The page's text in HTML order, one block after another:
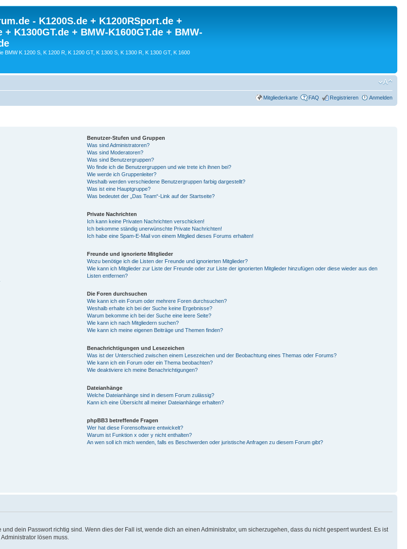
- K1200S.de + K1200RSport.de +
+ K1300GT.de + BMW-K1600GT.de + BMW-
BMW K 1200 S, K 1200 R, K 1200 GT, K 1300 S, K 1300 R, K 1300 GT, K 1600
Mitgliederkarte FAQ Registrieren Anmelden
Benutzer-Stufen und Gruppen
Was sind Administratoren?
Was sind Moderatoren?
Was sind Benutzergruppen?
Wo finde ich die Benutzergruppen und wie trete ich ihnen bei?
Wie werde ich Gruppenleiter?
Weshalb werden verschiedene Benutzergruppen farbig dargestellt?
Was ist eine Hauptgruppe?
Was bedeutet der „Das Team“-Link auf der Startseite?
Private Nachrichten
Ich kann keine Privaten Nachrichten verschicken!
Ich bekomme ständig unerwünschte Private Nachrichten!
Ich habe eine Spam-E-Mail von einem Mitglied dieses Forums erhalten!
Freunde und ignorierte Mitglieder
Wozu benötige ich die Listen der Freunde und ignorierten Mitglieder?
Wie kann ich Mitglieder zur Liste der Freunde oder zur Liste der ignorierten Mitglieder hinzufügen oder diese wieder aus den
Listen entfernen?
Die Foren durchsuchen
Wie kann ich ein Forum oder mehrere Foren durchsuchen?
Weshalb erhalte ich bei der Suche keine Ergebnisse?
Warum bekomme ich bei der Suche eine leere Seite?
Wie kann ich nach Mitgliedern suchen?
Wie kann ich meine eigenen Beiträge und Themen finden?
Benachrichtigungen und Lesezeichen
Was ist der Unterschied zwischen einem Lesezeichen und der Beobachtung eines Themas oder Forums?
Wie kann ich ein Forum oder ein Thema beobachten?
Wie deaktiviere ich meine Benachrichtigungen?
Dateianhänge
Welche Dateianhänge sind in diesem Forum zulässig?
Kann ich eine Übersicht all meiner Dateianhänge erhalten?
phpBB3 betreffende Fragen
Wer hat diese Forensoftware entwickelt?
Warum ist Funktion x oder y nicht enthalten?
An wen soll ich mich wenden, falls es Beschwerden oder juristische Anfragen zu diesem Forum gibt?
dein Passwort richtig sind. Wenn dies der Fall ist, wende dich an einen Administrator, um sicherzugehen, dass du nicht gesperrt wurdest. Es ist
lösen muss.